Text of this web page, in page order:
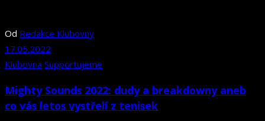
Od Redakce Klubovny
17.05.2022
Klubovna Supportujeme
Mighty Sounds 2022: dudy a breakdowny aneb
co vás letos vystřelí z tenisek